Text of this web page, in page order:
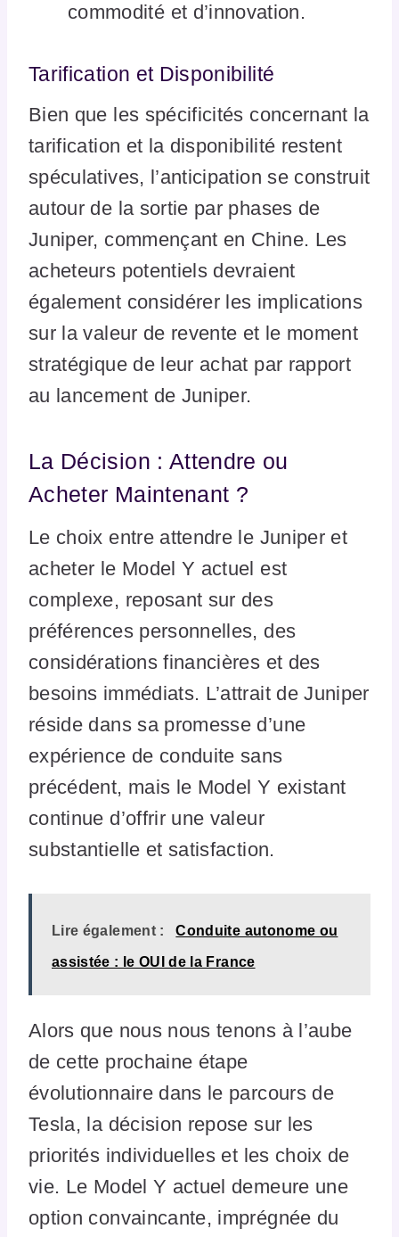
commodité et d’innovation.
Tarification et Disponibilité
Bien que les spécificités concernant la
tarification et la disponibilité restent
spéculatives, l’anticipation se construit
autour de la sortie par phases de
Juniper, commençant en Chine. Les
acheteurs potentiels devraient
également considérer les implications
sur la valeur de revente et le moment
stratégique de leur achat par rapport
au lancement de Juniper.
La Décision : Attendre ou
Acheter Maintenant ?
Le choix entre attendre le Juniper et
acheter le Model Y actuel est
complexe, reposant sur des
préférences personnelles, des
considérations financières et des
besoins immédiats. L’attrait de Juniper
réside dans sa promesse d’une
expérience de conduite sans
précédent, mais le Model Y existant
continue d’offrir une valeur
substantielle et satisfaction.
Lire également : Conduite autonome ou
assistée : le OUI de la France
Alors que nous nous tenons à l’aube
de cette prochaine étape
évolutionnaire dans le parcours de
Tesla, la décision repose sur les
priorités individuelles et les choix de
vie. Le Model Y actuel demeure une
option convaincante, imprégnée du